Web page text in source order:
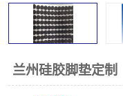
兰州硅胶脚垫定制